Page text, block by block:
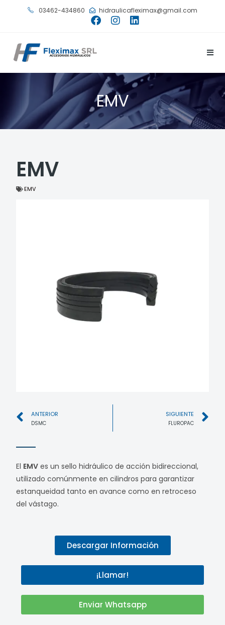
03462-434860 hidraulicafleximax@gmail.com
EMV
EMV
EMV
ANTERIOR
DSMC
SIGUIENTE
FLUROPAC
El EMV es un sello hidráulico de acción bidireccional,
utilizado comúnmente en cilindros para garantizar
estanqueidad tanto en avance como en retroceso
del vástago.
Descargar Información
¡Llamar!
Enviar Whatsapp